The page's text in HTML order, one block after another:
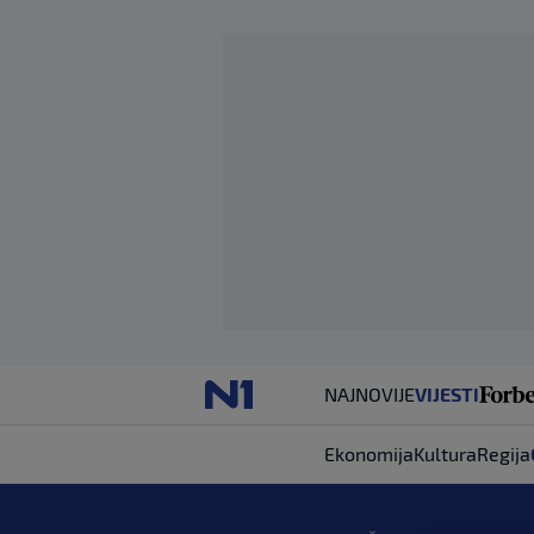
NAJNOVIJEVIJESTI
EkonomijaKulturaRegija